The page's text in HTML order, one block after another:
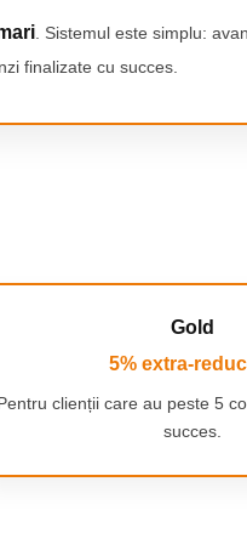
. Sistemul este simplu:
finalizate cu succes.
Gold
5% extra-
clienții care au peste 5
succes.